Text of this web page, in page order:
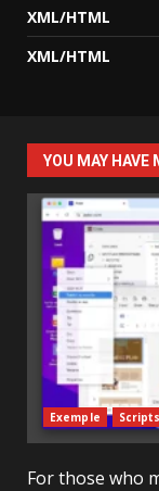
XML/HTML
XML/HTML
YOU MAY HAVE
Exemple Scripts
For those who